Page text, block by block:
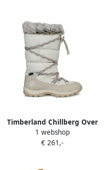
Timberland Chillberg Over
the Chill laarzen Beige
1 webshop
€ 261,-